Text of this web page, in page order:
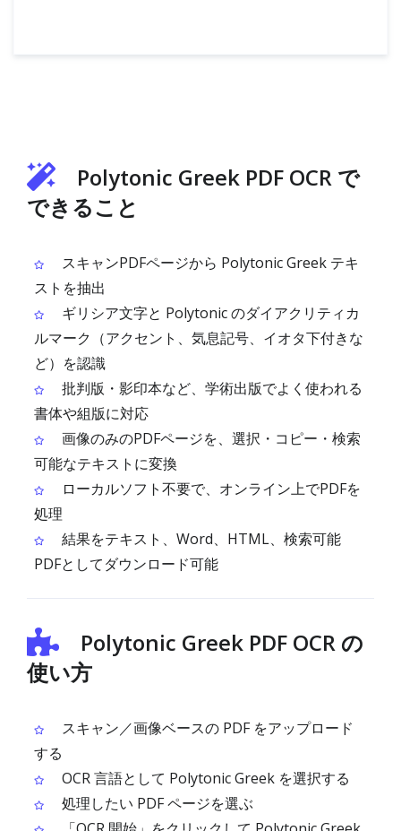
Polytonic Greek PDF OCR で
できること
スキャンPDFページから Polytonic Greek テキ
ストを抽出
ギリシア文字と Polytonic のダイアクリティカ
ルマーク（アクセント、気息記号、イオタ下付きな
ど）を認識
批判版・影印本など、学術出版でよく使われる
書体や組版に対応
画像のみのPDFページを、選択・コピー・検索
可能なテキストに変換
ローカルソフト不要で、オンライン上でPDFを
処理
結果をテキスト、Word、HTML、検索可能
PDFとしてダウンロード可能
Polytonic Greek PDF OCR の
使い方
スキャン／画像ベースの PDF をアップロード
する
OCR 言語として Polytonic Greek を選択する
処理したい PDF ページを選ぶ